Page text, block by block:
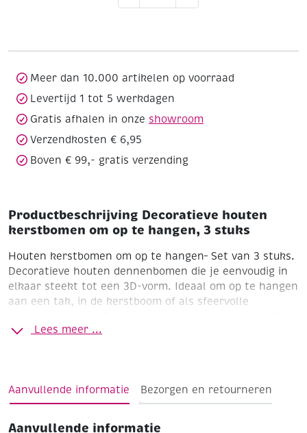
hangen,
aantal
Meer dan 10.000 artikelen op voorraad
Levertijd 1 tot 5 werkdagen
Gratis afhalen in onze showroom
Verzendkosten € 6,95
Boven € 99,- gratis verzending
Productbeschrijving Decoratieve houten
kerstbomen om op te hangen, 3 stuks
Houten kerstbomen om op te hangen– Set van 3 stuks.
Decoratieve houten dennenbomen die je eenvoudig in
elkaar steekt tot een 3D-vorm. Ideaal om op te hangen
aan een tak, in de kerstboom of als sfeervolle
om zelf te versieren.
– 3D-effect door eenvoudig insteeksysteem
Lees meer ...
Aanvullende informatie Bezorgen en retourneren
Aanvullende informatie